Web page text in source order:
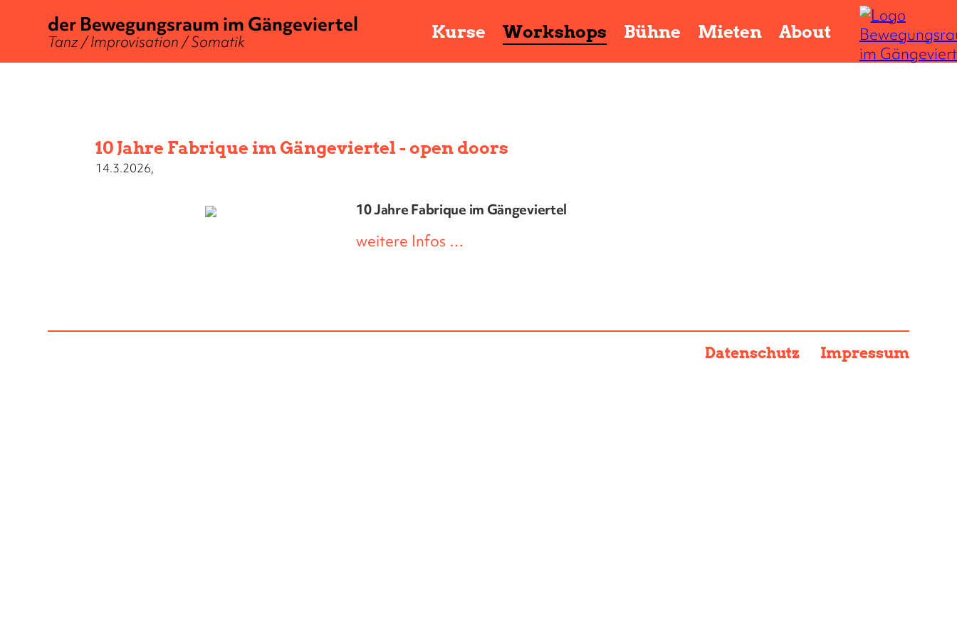
der Bewegungsraum im Gängeviertel
Tanz / Improvisation / Somatik
Kurse Workshops Bühne Mieten About
10 Jahre Fabrique im Gängeviertel - open doors
14.3.2026,
10 Jahre Fabrique im Gängeviertel
Datenschutz Impressum